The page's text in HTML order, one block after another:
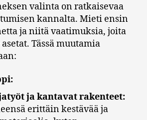
valinta on ratkaisevaa
kannalta. Mieti ensin
ja niitä vaatimuksia, joita
Tässä muutamia
ja kantavat rakenteet:
erittäin kestävää ja